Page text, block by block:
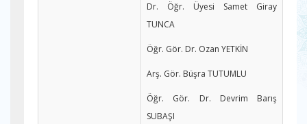
Dr. Öğr. Üyesi Samet Giray
TUNCA
Öğr. Gör. Dr. Ozan YETKİN
Arş. Gör. Büşra TUTUMLU
Öğr. Gör. Dr. Devrim Barış
SUBAŞI